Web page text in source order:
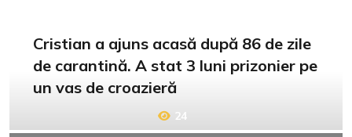
Cristian a ajuns acasă după 86 de zile
de carantină. A stat 3 luni prizonier pe
un vas de croazieră
24